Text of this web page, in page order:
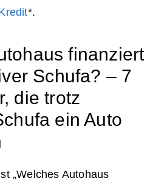
*.
finanziert
Schufa? – 7
die trotz
ein Auto
„Welches Autohaus